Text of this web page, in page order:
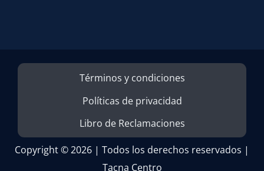
Términos y condiciones
Políticas de privacidad
Libro de Reclamaciones
Copyright © 2026 | Todos los derechos reservados |
Tacna Centro